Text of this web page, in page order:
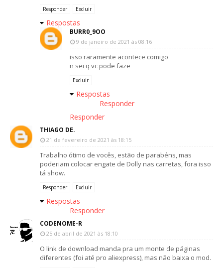
Responder Excluir
Respostas
BURR0_9OO
9 de janeiro de 2021 às 08:16
isso raramente acontece comigo
n sei q vc pode faze
Excluir
Respostas
Responder
Responder
THIAGO DE.
21 de fevereiro de 2021 às 18:15
Trabalho ótimo de vocês, estão de parabéns, mas
poderiam colocar engate de Dolly nas carretas, fora isso
tá show.
Responder Excluir
Respostas
Responder
CODENOME-R
25 de abril de 2021 às 18:10
O link de download manda pra um monte de páginas
diferentes (foi até pro aliexpress), mas não baixa o mod.